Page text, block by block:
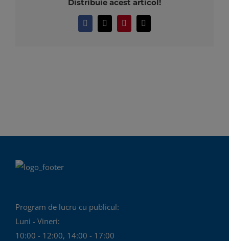
Distribuie acest articol!
Facebook
X Pinterest
E-
mail:
Program de lucru cu publicul:
Luni - Vineri:
10:00 - 12:00, 14:00 - 17:00